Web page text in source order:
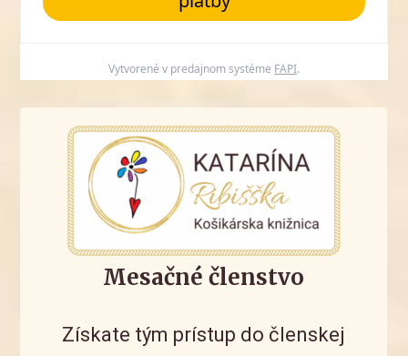
Vytvorené v predajnom systéme FAPI.
Mesačné členstvo
Získate tým prístup do členskej